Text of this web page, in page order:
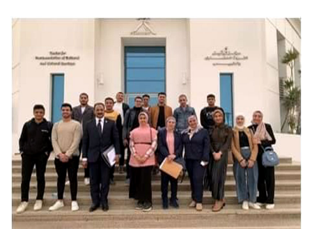
الأنظمة الذكية
الإعلام
تواصل معنا
الطلاب
هيئة التدريس
الدراسات العليا